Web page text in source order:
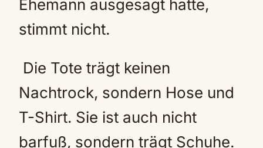
Ehemann ausgesagt hatte,
stimmt nicht.
Die Tote trägt keinen
Nachtrock, sondern Hose und
T-Shirt. Sie ist auch nicht
barfuß, sondern trägt Schuhe.